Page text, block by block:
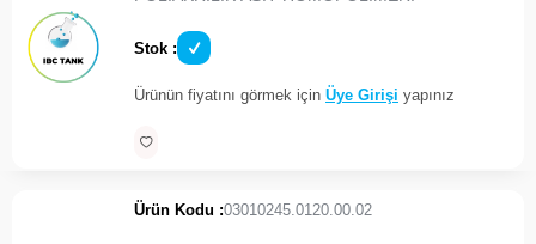
Stok :
Ürünün fiyatını görmek için Üye Girişi yapınız
Ürün Kodu :03010245.0120.00.02